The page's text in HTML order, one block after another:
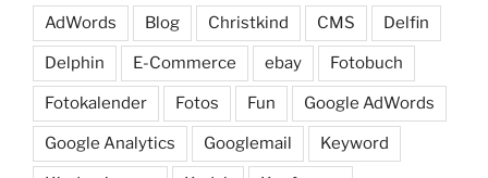
AdWords Blog Christkind CMS Delfin
Delphin E-Commerce ebay Fotobuch
Fotokalender Fotos Fun Google AdWords
Google Analytics Googlemail Keyword